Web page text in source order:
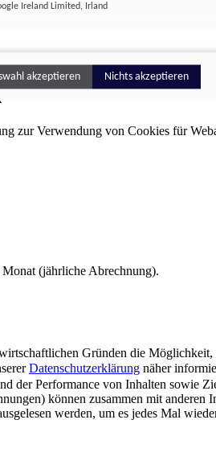
professionell
zur Verwendung von Cookies für
(jährliche Abrechnung).
Gründen die
Datenschutzerklärung näher
der Performance von Inhalten sowie
können zusammen mit
werden, um es jedes Mal
Ireland Limited, Irland
akzeptieren Nichts akzeptieren